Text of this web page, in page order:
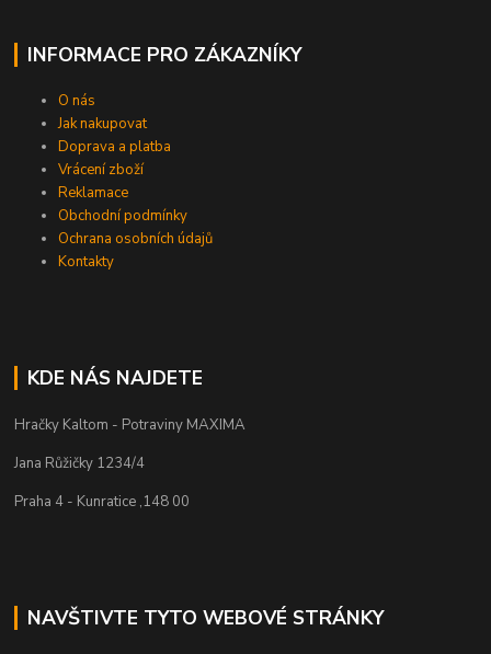
INFORMACE PRO ZÁKAZNÍKY
O nás
Jak nakupovat
Doprava a platba
Vrácení zboží
Reklamace
Obchodní podmínky
Ochrana osobních údajů
Kontakty
KDE NÁS NAJDETE
Hračky Kaltom - Potraviny MAXIMA
Jana Růžičky 1234/4
Praha 4 - Kunratice ,148 00
NAVŠTIVTE TYTO WEBOVÉ STRÁNKY